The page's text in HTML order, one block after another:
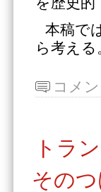
本稿で
ら考える
コメン
トラ
その